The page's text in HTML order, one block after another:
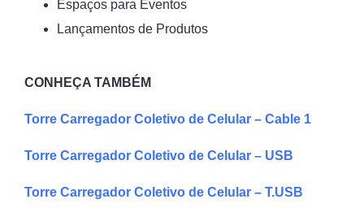
Espaços para Eventos
Lançamentos de Produtos
CONHEÇA TAMBÉM
Torre Carregador Coletivo de Celular – Cable 1
Torre Carregador Coletivo de Celular – USB
Torre Carregador Coletivo de Celular – T.USB